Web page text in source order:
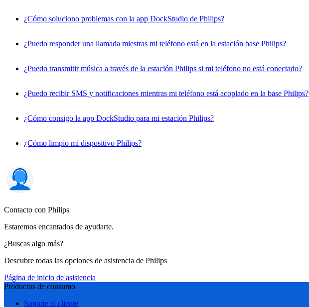
¿Cómo soluciono problemas con la app DockStudio de Philips?
¿Puedo responder una llamada miestras mi teléfono está en la estación base Philips?
¿Puedo transmitir música a través de la estación Philips si mi teléfono no está conectado?
¿Puedo recibir SMS y notificaciones mientras mi teléfono está acoplado en la base Philips?
¿Cómo consigo la app DockStudio para mi estación Philips?
¿Cómo limpio mi dispositivo Philips?
Contacto con Philips
Estaremos encantados de ayudarte.
¿Buscas algo más?
Descubre todas las opciones de asistencia de Philips
Página de inicio de asistencia
Productos de consumo
Soporte al cliente